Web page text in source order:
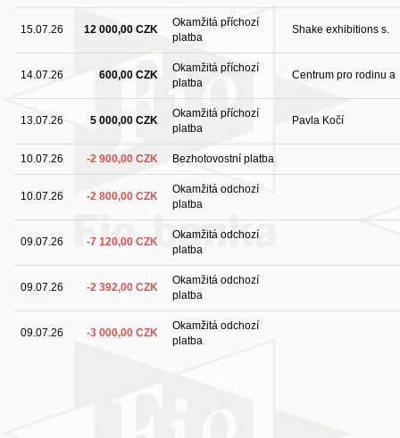
15.07.26 12 000,00 CZK
Okamžitá příchozí
platba
Shake exhibitions s.
14.07.26 600,00 CZK
Okamžitá příchozí
platba
Centrum pro rodinu a
13.07.26 5 000,00 CZK
Okamžitá příchozí
platba
Pavla Kočí
10.07.26 -2 900,00 CZK Bezhotovostní platba
10.07.26 -2 800,00 CZK
Okamžitá odchozí
platba
09.07.26 -7 120,00 CZK
Okamžitá odchozí
platba
09.07.26 -2 392,00 CZK
Okamžitá odchozí
platba
09.07.26 -3 000,00 CZK
Okamžitá odchozí
platba